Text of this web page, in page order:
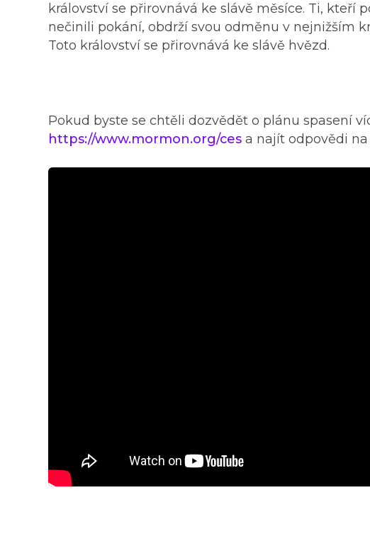
království se přirovnává ke slávě měsíce. Ti, kteří
nečinili pokání, obdrží svou odměnu v nejnižším
Toto království se přirovnává ke slávě hvězd.
Pokud byste se chtěli dozvědět o plánu spasení
https://www.mormon.org/ces a najít odpovědi